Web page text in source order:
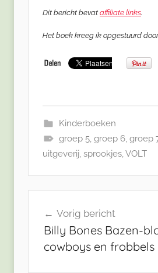
Dit bericht bevat affiliate links.
Het boek kreeg ik opgestuurd
Kinderboeken
groep 5, groep 6, groep
uitgeverij, sprookjes,VOLT
navigatie
Vorig bericht
Billy Bones Bazen-
cowboys en frobbels